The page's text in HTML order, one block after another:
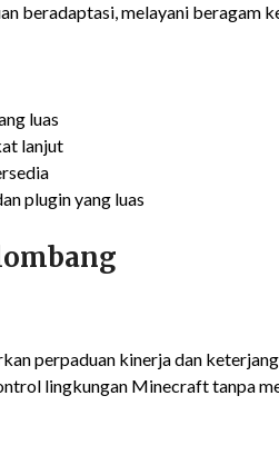
beradaptasi, melayani beragam
luas
lanjut
plugin yang luas
perpaduan kinerja dan
lingkungan Minecraft tanpa